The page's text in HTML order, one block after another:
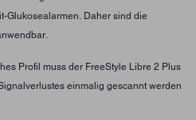
Glukosealarmen. Daher sind die
Profil muss der FreeStyle Libre 2 Plus
einmalig gescannt werden